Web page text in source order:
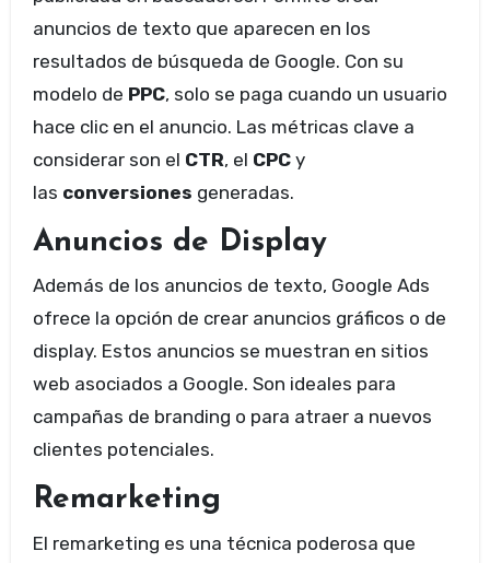
anuncios de texto que aparecen en los
resultados de búsqueda de Google. Con su
modelo de PPC, solo se paga cuando un usuario
hace clic en el anuncio. Las métricas clave a
considerar son el CTR, el CPCy
las conversiones generadas.
Anuncios de Display
Además de los anuncios de texto, Google Ads
ofrece la opción de crear anuncios gráficos o de
display. Estos anuncios se muestran en sitios
web asociados a Google. Son ideales para
campañas de branding o para atraer a nuevos
clientes potenciales.
Remarketing
El remarketing es una técnica poderosa que